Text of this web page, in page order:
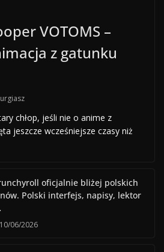
VOTOMS –
z gatunku
chłop, jeśli nie o anime z
jeszcze wcześniejsze czasy niż
oficjalnie bliżej polskich
Polski interfejs, napisy, lektor
10/06/2026